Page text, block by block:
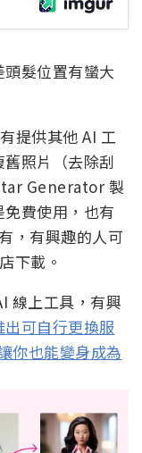
髮位置有蠻大
提供其他 AI 工
照片（去除刮
Generator 製
費使用，也有
，有興趣的人可
下載。
線上工具，有興
出可自行更換服
你也能變身成為